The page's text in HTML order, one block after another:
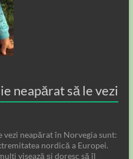
neapărat să le vezi
vezi neapărat în Norvegia sunt:
nordică a Europei.
visează și doresc să îl